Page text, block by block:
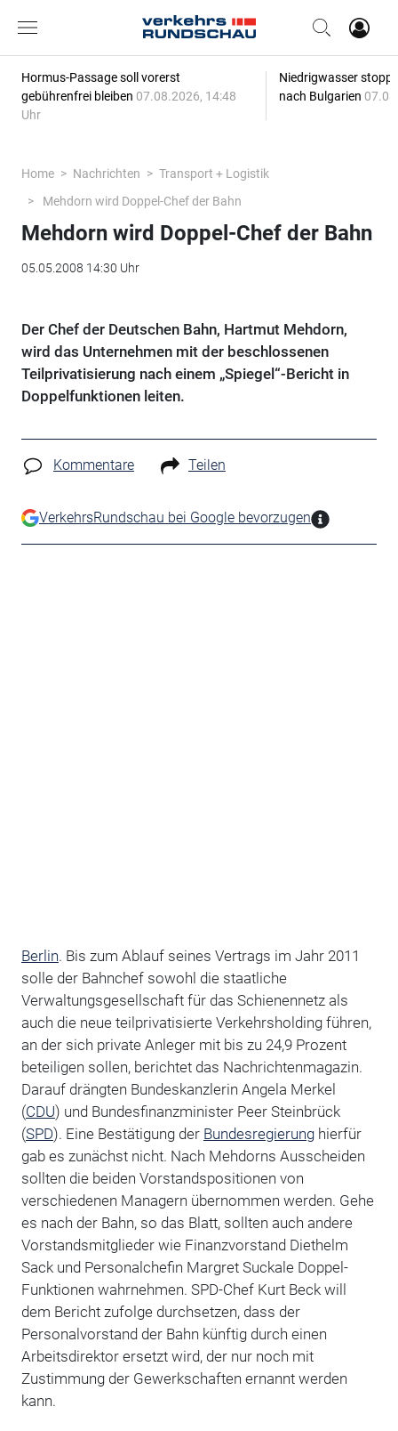
Hormus-Passage soll vorerst
gebührenfrei bleiben 07.08.2026, 14:48
Uhr
Niedrigwasser
nach Bulgarien
Home Nachrichten
Transport + Logistik
Mehdorn wird Doppel-Chef der Bahn
Mehdorn wird Doppel-Chef der Bahn
05.05.2008 14:30 Uhr
Der Chef der Deutschen Bahn, Hartmut Mehdorn,
wird das Unternehmen mit der beschlossenen
Teilprivatisierung nach einem „Spiegel“-Bericht in
Doppelfunktionen leiten.
Kommentare Teilen
VerkehrsRundschau bei Google bevorzugen
Berlin. Bis zum Ablauf seines Vertrags im Jahr 2011
solle der Bahnchef sowohl die staatliche
Verwaltungsgesellschaft für das Schienennetz als
auch die neue teilprivatisierte Verkehrsholding führen,
an der sich private Anleger mit bis zu 24,9 Prozent
beteiligen sollen, berichtet das Nachrichtenmagazin.
Darauf drängten Bundeskanzlerin Angela Merkel
(CDU) und Bundesfinanzminister Peer Steinbrück
(SPD). Eine Bestätigung der Bundesregierunghierfür
gab es zunächst nicht. Nach Mehdorns Ausscheiden
sollten die beiden Vorstandspositionen von
verschiedenen Managern übernommen werden. Gehe
es nach der Bahn, so das Blatt, sollten auch andere
Vorstandsmitglieder wie Finanzvorstand Diethelm
Sack und Personalchefin Margret Suckale Doppel-
Funktionen wahrnehmen. SPD-Chef Kurt Beck will
dem Bericht zufolge durchsetzen, dass der
Personalvorstand der Bahn künftig durch einen
Arbeitsdirektor ersetzt wird, der nur noch mit
Zustimmung der Gewerkschaften ernannt werden
kann.